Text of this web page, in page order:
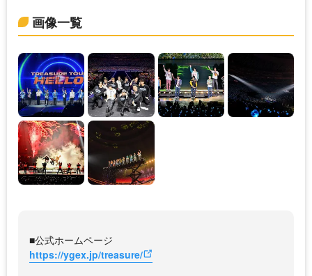
画像一覧
■公式ホームページ
https://ygex.jp/treasure/